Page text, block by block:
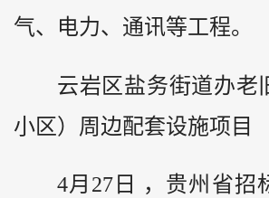
气、电力、通讯等工程。
云岩区盐务街道办老
小区）周边配套设施项目
4月27日 ， 贵州 省招